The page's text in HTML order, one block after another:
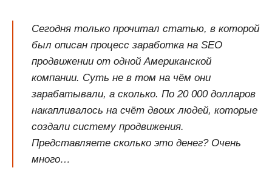
Сегодня только прочитал статью, в которой
был описан процесс заработка на SEO
продвижении от одной Американской
компании. Суть не в том на чём они
зарабатывали, а сколько. По 20 000 долларов
накапливалось на счёт двоих людей, которые
создали систему продвижения.
Представляете сколько это денег? Очень
много…